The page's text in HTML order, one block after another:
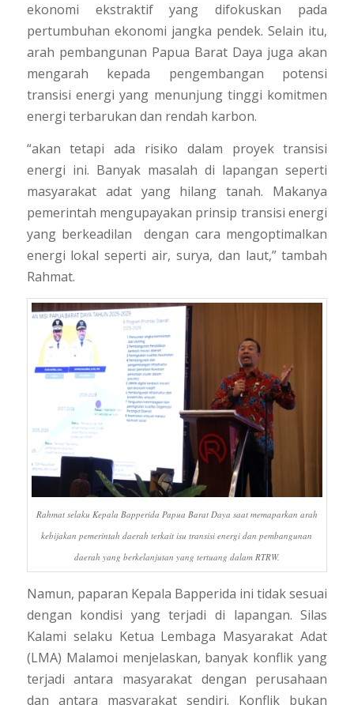
ekonomi ekstraktif yang difokuskan pada
pertumbuhan ekonomi jangka pendek. Selain itu,
arah pembangunan Papua Barat Daya juga akan
mengarah kepada pengembangan potensi
transisi energi yang menunjung tinggi komitmen
energi terbarukan dan rendah karbon.
“akan tetapi ada risiko dalam proyek transisi
energi ini. Banyak masalah di lapangan seperti
masyarakat adat yang hilang tanah. Makanya
pemerintah mengupayakan prinsip transisi energi
yang berkeadilan dengan cara mengoptimalkan
energi lokal seperti air, surya, dan laut,” tambah
Rahmat.
Rahmat selaku Kepala Bapperida Papua Barat Daya saat memaparkan arah
kebijakan pemerintah daerah terkait isu transisi energi dan pembangunan
daerah yang berkelanjutan yang tertuang dalam RTRW.
Namun, paparan Kepala Bapperida ini tidak sesuai
dengan kondisi yang terjadi di lapangan. Silas
Kalami selaku Ketua Lembaga Masyarakat Adat
(LMA) Malamoi menjelaskan, banyak konflik yang
terjadi antara masyarakat dengan perusahaan
dan antara masyarakat sendiri. Konflik bukan